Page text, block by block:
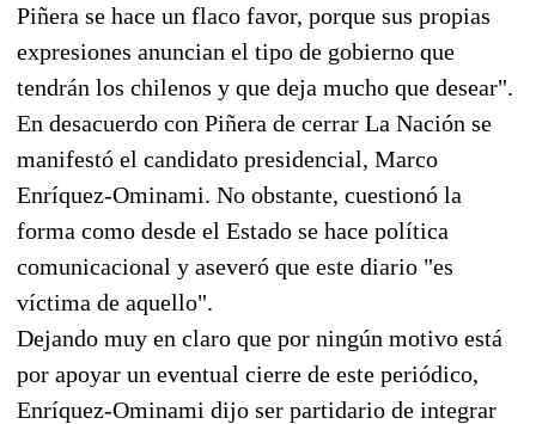
Piñera se hace un flaco favor, porque sus propias
expresiones anuncian el tipo de gobierno que
tendrán los chilenos y que deja mucho que desear".
En desacuerdo con Piñera de cerrar La Nación se
manifestó el candidato presidencial, Marco
Enríquez-Ominami. No obstante, cuestionó la
forma como desde el Estado se hace política
comunicacional y aseveró que este diario "es
víctima de aquello".
Dejando muy en claro que por ningún motivo está
por apoyar un eventual cierre de este periódico,
Enríquez-Ominami dijo ser partidario de integrar